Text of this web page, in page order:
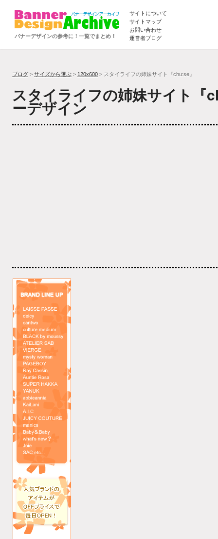
バナーデザインの参考に！一覧でまとめ！
サイトについて
サイトマップ
お問い合わせ
運営者ブログ
ブログ > サイズから選ぶ > 120x600 > スタイライフの姉妹サイト『chu:se』
スタイライフの姉妹サイト『
ーデザイン